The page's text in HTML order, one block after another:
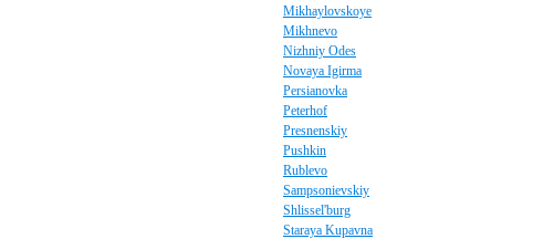
Mikhaylovskoye
Mikhnevo
Nizhniy Odes
Novaya Igirma
Persianovka
Peterhof
Presnenskiy
Pushkin
Rublevo
Sampsonievskiy
Shlissel'burg
Staraya Kupavna